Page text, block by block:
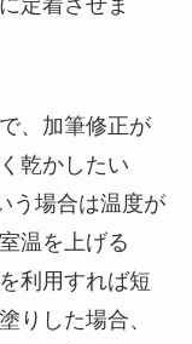
定着させま
、加筆修正が
乾かしたい
う場合は温度が
温を上げる
利用すれば短
りした場合、